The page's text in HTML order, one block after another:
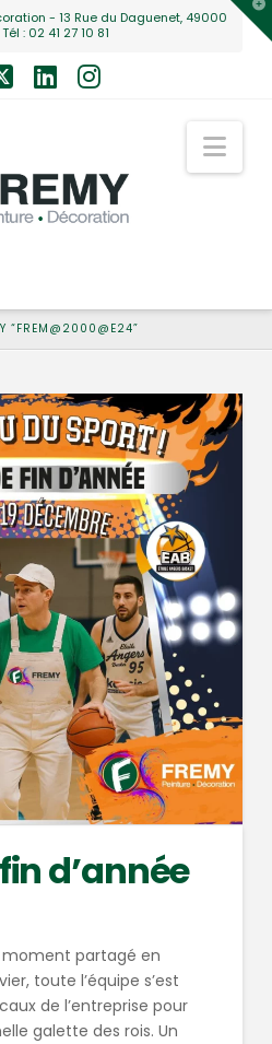
- 13 Rue du Daguenet, 49000
: 02 41 27 10 81
X LinkedInInstagram
“FREM@2000@E24”
d’année
moment partagé en
toute l’équipe s’est
de l’entreprise pour
galette des rois. Un